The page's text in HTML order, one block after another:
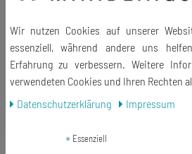
Ähnliche Artikel
Wir nutzen Cookies auf unserer
essenziell, während andere uns
Erfahrung zu verbessern. Weitere
verwendeten Cookies und Ihren Rechten
Daten­schutz­erklärung
Impressum
Essenziell